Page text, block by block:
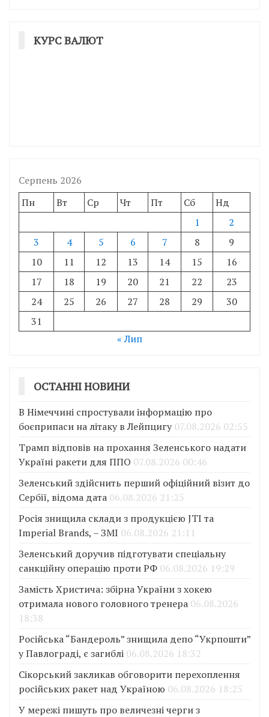
КУРС ВАЛЮТ
Серпень 2026
Пн
Вт Ср Чт Пт Сб
Нд
1
2
3
4 5 6 7 8
9
10
11 12 13 14 15
16
17
18 19 20 21 22
23
24
25 26 27 28 29
30
31
« Лип
ОСТАННІ НОВИНИ
В Німеччині спростували інформацію про
боєприпаси на літаку в Лейпцигу 07.08.2026 02:55
Трамп відповів на прохання Зеленського надати
Україні ракети для ППО 07.08.2026 00:46
Зеленський здійснить перший офіційний візит до
Сербії, відома дата 06.08.2026 21:25
Росія знищила склади з продукцією JTI та
Imperial Brands, – ЗМІ 06.08.2026 21:11
Зеленський доручив підготувати спеціальну
санкційну операцію проти РФ 06.08.2026 19:29
Замість Христича: збірна України з хокею
отримала нового головного тренера 06.08.2026
18:38
Російська “Бандероль” знищила депо “Укрпошти”
у Павлограді, є загиблі 06.08.2026 18:32
Сікорський закликав обговорити перехоплення
російських ракет над Україною 06.08.2026 18:25
У мережі пишуть про величезні черги з